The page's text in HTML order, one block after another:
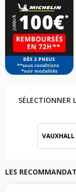
SÉLECTIONNER
LES